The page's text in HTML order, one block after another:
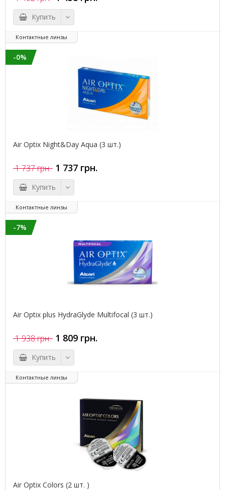
Купить
Контактные линзы
-0%
Air Optix Night&Day Aqua (3 шт.)
1 737 грн. 1 737 грн.
Купить
Контактные линзы
-7%
Air Optix plus HydraGlyde Multifocal (3 шт.)
1 938 грн. 1 809 грн.
Купить
Контактные линзы
Air Optix Colors (2 шт. )